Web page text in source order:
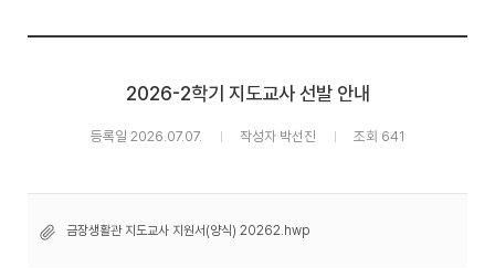
2026-2학기 지도교사 선발 안내
등록일 2026.07.07. 작성자 박선진 조회 641
금장생활관 지도교사 지원서(양식) 20262.hwp